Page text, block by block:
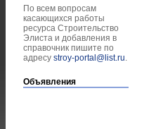
По всем вопросам
касающихся работы
ресурса Строительство
Элиста и добавления в
справочник пишите по
адресу stroy-portal@list.ru.
Объявления